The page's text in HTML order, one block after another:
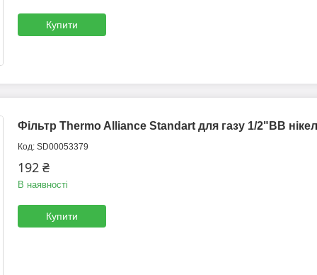
Купити
Фільтр Thermo Alliance Standart для газу 1/2"ВВ
SD00053379
192 ₴
В наявності
Купити